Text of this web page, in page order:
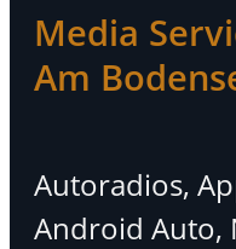
Media
Am
Autoradios,
Android Auto,